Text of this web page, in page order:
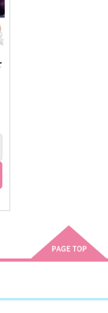
（税込）
山姥切長義×南泉一文字
サンプル